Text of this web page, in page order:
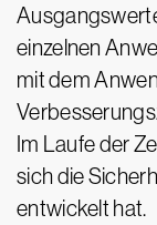
einzelnen
mit dem
Im Laufe der
sich die
entwickelt hat.